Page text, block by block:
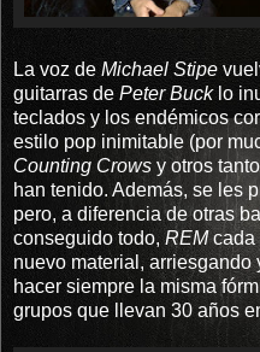
La voz deMichael Stipe
guitarras dePeter Bucklo
teclados y los endémicos
estilo pop inimitable (por
Counting Crows y otros
han tenido. Además, se les
pero, a diferencia de otras
conseguido todo,REMcada
nuevo material,
hacer siempre la misma
grupos que llevan 30 años